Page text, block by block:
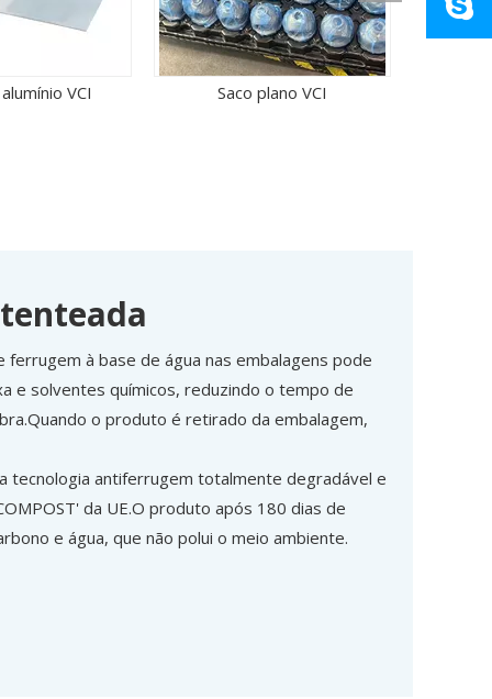
VCI
ferrugem à base de água nas embalagens pode
e solventes químicos, reduzindo o tempo de
o produto é retirado da embalagem,
tecnologia antiferrugem totalmente degradável e
da UE.O produto após 180 dias de
e água, que não polui o meio ambiente.